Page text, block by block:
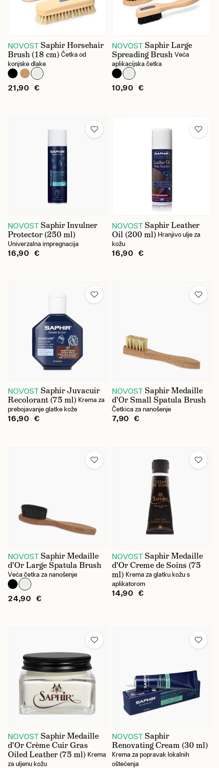
NOVOST Saphir Horsehair
Brush (18 cm) Četka od
konjske dlake
21,90 €
NOVOST Saphir Large
Spreading Brush Veća
aplikacijska četka
10,90 €
NOVOST Saphir Invulner
Protector (250 ml)
Univerzalna impregnacija
16,90 €
NOVOST Saphir Leather
Oil (200 ml) Hranjivo ulje za
kožu
16,90 €
NOVOST Saphir Juvacuir
Recolorant (75 ml) Krema za
prebojavanje glatke kože
16,90 €
NOVOST Saphir Medaille
d'Or Small Spatula Brush
Četkica za nanošenje
7,90 €
NOVOST Saphir Medaille
d'Or Large Spatula Brush
Veća četka za nanošenje
24,90 €
NOVOST Saphir Medaille
d'Or Creme de Soins (75
ml) Krema za glatku kožu s
aplikatorom
14,90 €
NOVOST Saphir Medaille
d'Or Crème Cuir Gras
Oiled Leather (75 ml) Krema
za uljenu kožu
NOVOST Saphir
Renovating Cream (30 ml)
Krema za popravak lokalnih
oštećenja